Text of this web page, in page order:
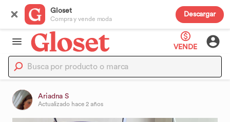
Gloset
Compra y vende moda
Descargar
VENDE
Ariadna S
Actualizado hace 2 años